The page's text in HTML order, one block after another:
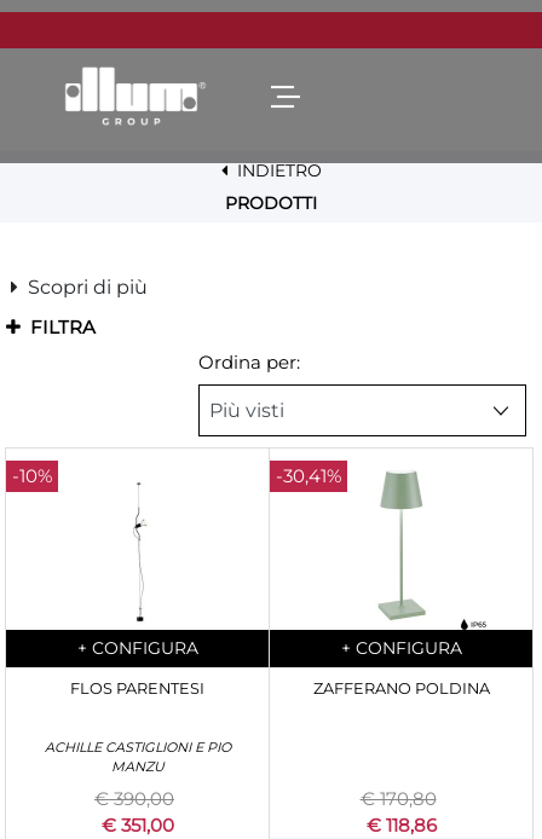
Open menu
INDIETRO
PRODOTTI
Scopri di più
FILTRA
Ordina per:
-10%
Quantità
+ CONFIGURA
FLOS PARENTESI
ACHILLE CASTIGLIONI E PIO
MANZU
€ 390,00
€ 351,00
-30,41%
Quantità
+ CONFIGURA
ZAFFERANO POLDINA
€ 170,80
€ 118,86